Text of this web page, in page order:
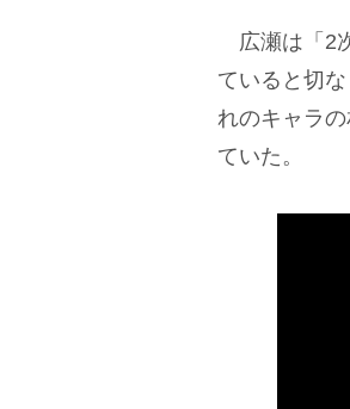
広瀬は「2
ていると切
れのキャラ
ていた。